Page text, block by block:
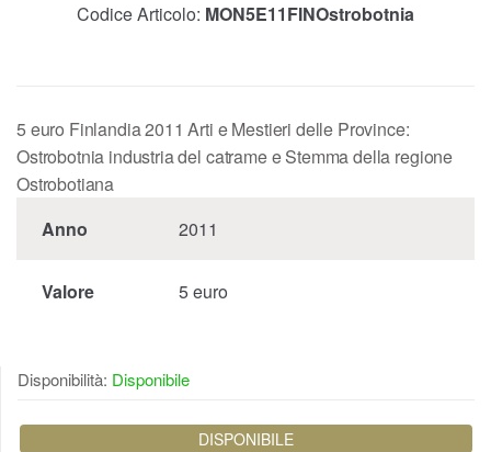
Codice Articolo: MON5E11FINOstrobotnia
5 euro Finlandia 2011 Arti e Mestieri delle Province:
Ostrobotnia industria del catrame e Stemma della regione
Ostrobotiana
Anno
2011
Valore 5 euro
Disponibilità: Disponibile
DISPONIBILE